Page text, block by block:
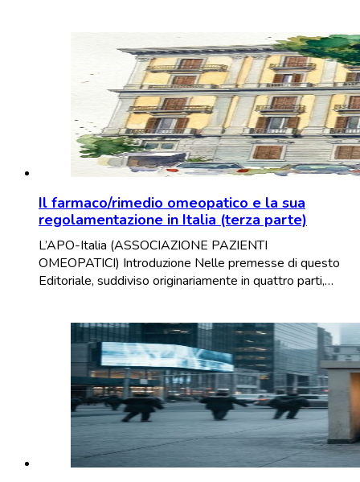
Il farmaco/rimedio omeopatico e la sua
regolamentazione in Italia (terza parte)
L’APO-Italia (ASSOCIAZIONE PAZIENTI
OMEOPATICI) Introduzione Nelle premesse di questo
Editoriale, suddiviso originariamente in quattro parti,…